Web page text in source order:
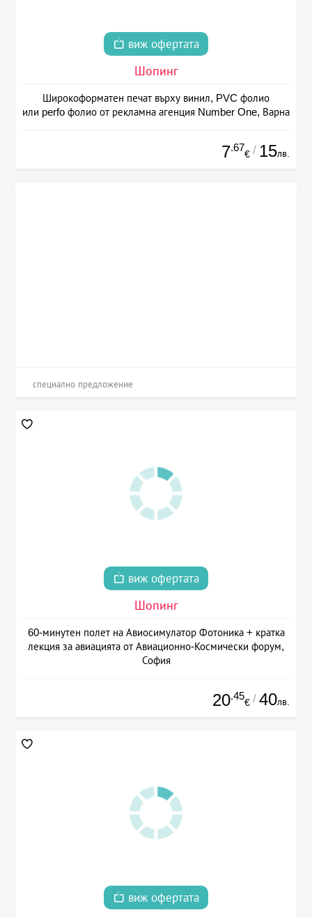
виж офертата
Шопинг
Широкоформатен печат върху винил, PVC фолио
или perfo фолио от рекламна агенция Number One, Варна
7.67
€ / 15лв.
специално предложение
виж офертата
Шопинг
60-минутен полет на Авиосимулатор Фотоника + кратка
лекция за авиацията от Авиационно-Космически форум,
София
20.45
€ / 40лв.
виж офертата